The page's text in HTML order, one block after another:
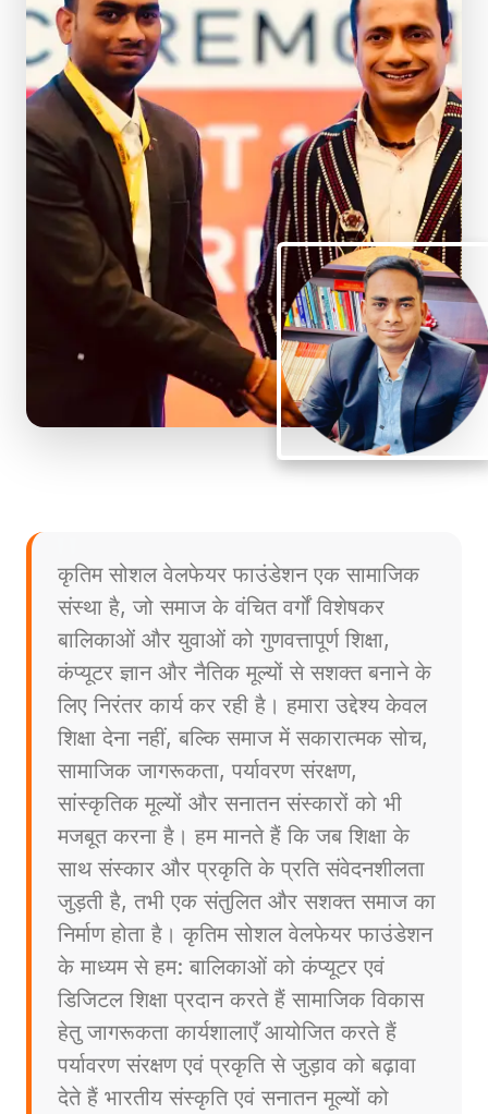
कृतिम सोशल वेलफेयर फाउंडेशन एक सामाजिक
संस्था है, जो समाज के वंचित वर्गों विशेषकर
बालिकाओं और युवाओं को गुणवत्तापूर्ण शिक्षा,
कंप्यूटर ज्ञान और नैतिक मूल्यों से सशक्त बनाने के
लिए निरंतर कार्य कर रही है। हमारा उद्देश्य केवल
शिक्षा देना नहीं, बल्कि समाज में सकारात्मक सोच,
सामाजिक जागरूकता, पर्यावरण संरक्षण,
सांस्कृतिक मूल्यों और सनातन संस्कारों को भी
मजबूत करना है। हम मानते हैं कि जब शिक्षा के
साथ संस्कार और प्रकृति के प्रति संवेदनशीलता
जुड़ती है, तभी एक संतुलित और सशक्त समाज का
निर्माण होता है। कृतिम सोशल वेलफेयर फाउंडेशन
के माध्यम से हम: बालिकाओं को कंप्यूटर एवं
डिजिटल शिक्षा प्रदान करते हैं सामाजिक विकास
हेतु जागरूकता कार्यशालाएँ आयोजित करते हैं
पर्यावरण संरक्षण एवं प्रकृति से जुड़ाव को बढ़ावा
देते हैं भारतीय संस्कृति एवं सनातन मूल्यों को